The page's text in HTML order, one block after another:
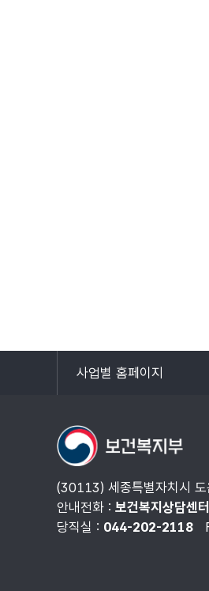
사업별 홈페이지
목록
(30113) 세종특별자치시
안내전화 : 보건복지상담센
당직실 : 044-202-2118